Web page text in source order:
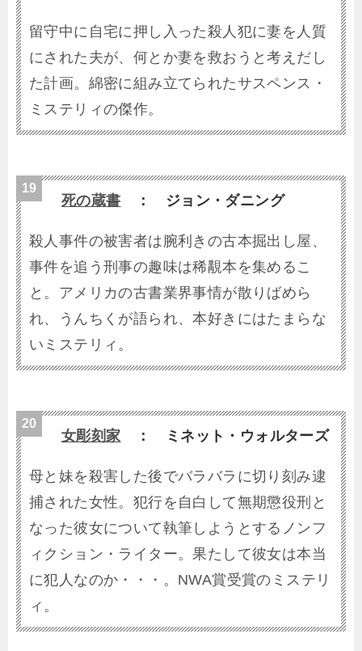
留守中に自宅に押し入った殺人犯に妻を人質
にされた夫が、何とか妻を救おうと考えだし
た計画。綿密に組み立てられたサスペンス・
ミステリィの傑作。
死の蔵書 ： ジョン・ダニング
殺人事件の被害者は腕利きの古本掘出し屋、
事件を追う刑事の趣味は稀覯本を集めるこ
と。アメリカの古書業界事情が散りばめら
れ、うんちくが語られ、本好きにはたまらな
いミステリィ。
女彫刻家 ： ミネット・ウォルターズ
母と妹を殺害した後でバラバラに切り刻み逮
捕された女性。犯行を自白して無期懲役刑と
なった彼女について執筆しようとするノンフ
ィクション・ライター。果たして彼女は本当
に犯人なのか・・・。NWA賞受賞のミステリ
ィ。